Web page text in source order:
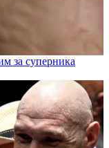
за суперника